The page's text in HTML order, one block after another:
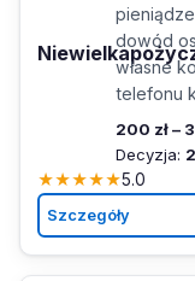
dowód
własne
telefonu
200 zł –
Decyzja:
★★★★★5.0
Szczegóły